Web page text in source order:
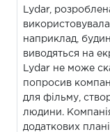
Lydar,
наприклад,
виводяться на
Lydar не може
попросив
для фільму,
людини.
додаткових